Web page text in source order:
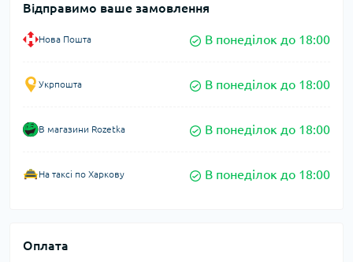
Відправимо ваше замовлення
Нова Пошта В понеділок до 18:00
Укрпошта В понеділок до 18:00
В магазини Rozetka В понеділок до 18:00
На таксі по Харкову В понеділок до 18:00
Оплата